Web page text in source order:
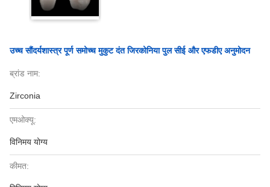
उच्च सौंदर्यशास्त्र पूर्ण समोच्च मुकुट दंत जिरकोनिया पुल सीई और एफडीए अनुमोदन
ब्रांड नाम:
Zirconia
एमओक्यू:
विनिमय योग्य
कीमत: